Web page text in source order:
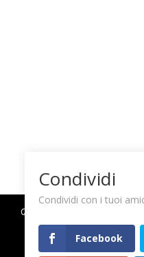
Condividi
Condividi con i tuoi
Facebook
Questo sito utilizza i cookie
navigazione ed inviarti
preferenze. Chiudendo
pagina o cliccando su